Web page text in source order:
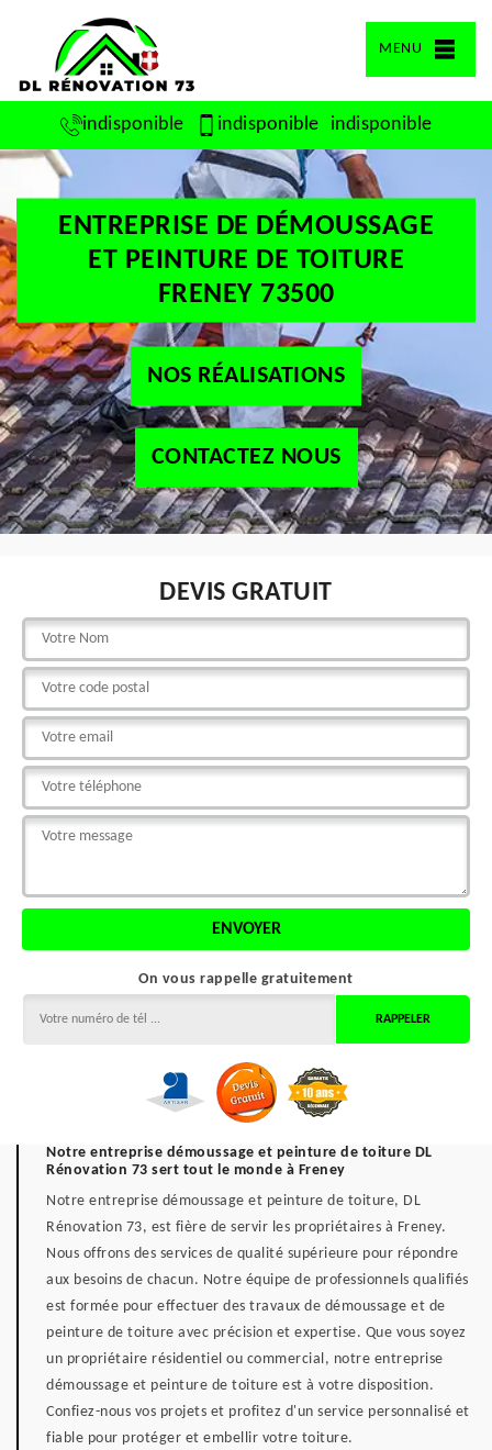
MENU
indisponible indisponible indisponible
ENTREPRISE DE DÉMOUSSAGE
ET PEINTURE DE TOITURE
FRENEY 73500
NOS RÉALISATIONS
CONTACTEZ NOUS
DEVIS GRATUIT
On vous rappelle gratuitement
Notre entreprise démoussage et peinture de toiture DL
Rénovation 73 sert tout le monde à Freney
Notre entreprise démoussage et peinture de toiture, DL
Rénovation 73, est fière de servir les propriétaires à Freney.
Nous offrons des services de qualité supérieure pour répondre
aux besoins de chacun. Notre équipe de professionnels qualifiés
est formée pour effectuer des travaux de démoussage et de
peinture de toiture avec précision et expertise. Que vous soyez
un propriétaire résidentiel ou commercial, notre entreprise
démoussage et peinture de toiture est à votre disposition.
Confiez-nous vos projets et profitez d'un service personnalisé et
fiable pour protéger et embellir votre toiture.